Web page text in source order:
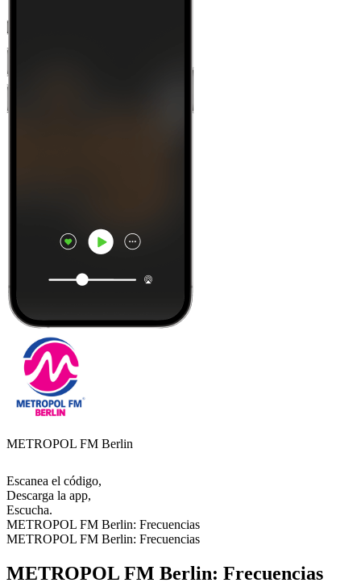
METROPOL FM Berlin
Escanea el código,
Descarga la app,
Escucha.
METROPOL FM Berlin: Frecuencias
METROPOL FM Berlin: Frecuencias
METROPOL FM Berlin: Frecuencias